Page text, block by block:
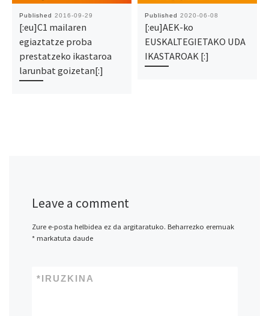
Published 2016-09-29
[:eu]C1 mailaren
egiaztatze proba
prestatzeko ikastaroa
larunbat goizetan[:]
Published 2020-06-08
[:eu]AEK-ko
EUSKALTEGIETAKO UDA
IKASTAROAK [:]
Leave a comment
Zure e-posta helbidea ez da argitaratuko. Beharrezko eremuak
*markatuta daude
IRUZKINA
*